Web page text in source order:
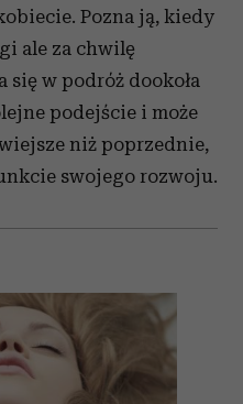
Pozna ją, kiedy
ale za chwilę
się w podróż dookoła
podejście i może
niż poprzednie,
swojego rozwoju.